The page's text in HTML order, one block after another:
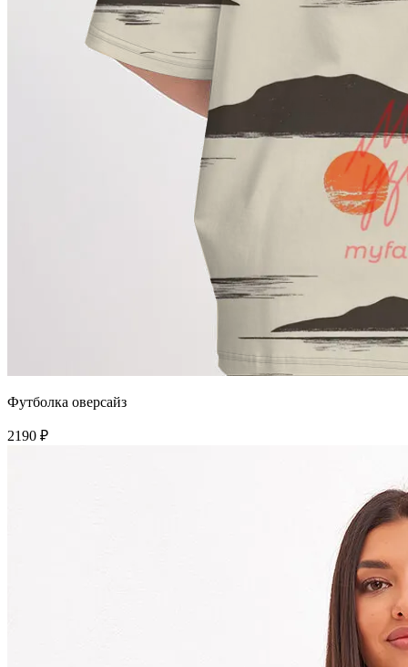
Футболка оверсайз
2190 ₽